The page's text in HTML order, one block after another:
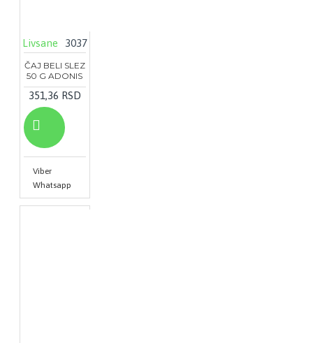
Livsane 3037
ČAJ BELI SLEZ
50 G ADONIS
351,36 RSD
Viber
Whatsapp